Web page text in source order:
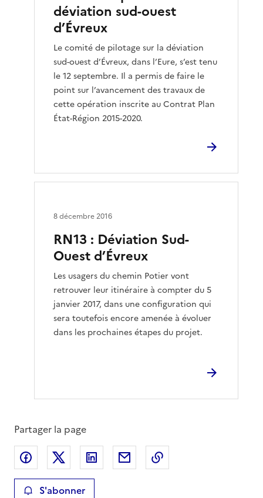
déviation sud-ouest
d’Évreux
Le comité de pilotage sur la déviation
sud-ouest d’Évreux, dans l’Eure, s’est tenu
le 12 septembre. Il a permis de faire le
point sur l’avancement des travaux de
cette opération inscrite au Contrat Plan
État-Région 2015-2020.
RN13 : Déviation Sud-
Ouest d’Évreux
Les usagers du chemin Potier vont
retrouver leur itinéraire à compter du 5
janvier 2017, dans une configuration qui
sera toutefois encore amenée à évoluer
dans les prochaines étapes du projet.
8 décembre 2016
Partager la page
Partager sur Facebook
Partager sur XPartager sur LinkedIn
Partager par email
S'abonner